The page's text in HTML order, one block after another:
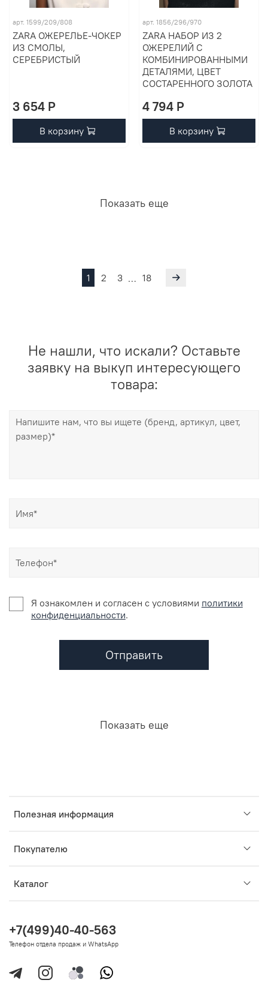
арт. 1599/209/808
ZARA ОЖЕРЕЛЬЕ-ЧОКЕР
ИЗ СМОЛЫ,
СЕРЕБРИСТЫЙ
3 654 P
В корзину
арт. 1856/296/970
ZARA НАБОР ИЗ 2
ОЖЕРЕЛИЙ С
КОМБИНИРОВАННЫМИ
ДЕТАЛЯМИ, ЦВЕТ
СОСТАРЕННОГО ЗОЛОТА
4 794 P
В корзину
Показать еще
1 2 3 … 18
Не нашли, что искали? Оставьте
заявку на выкуп интересующего
товара:
Я ознакомлен и согласен c условиями политики
конфиденциальности.
Отправить
Показать еще
Полезная информация
Покупателю
Каталог
+7(499)40-40-563
Телефон отдела продаж и WhatsApp